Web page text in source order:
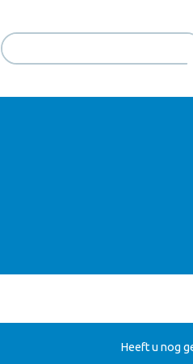
ZoekopdrachtSearch
Heeft u nog